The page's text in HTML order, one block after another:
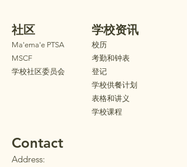
社区
Ma'ema'e PTSA
MSCF
学校社区委员会
学校资讯
校历
考勤和钟表
登记
学校供餐计划
表格和讲义
学校课程
Contact
Address: